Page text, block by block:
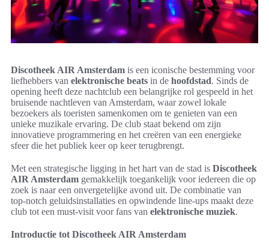
Discotheek AIR Amsterdam is een iconische bestemming voor
liefhebbers van elektronische beats in de hoofdstad. Sinds de
opening heeft deze nachtclub een belangrijke rol gespeeld in het
bruisende nachtleven van Amsterdam, waar zowel lokale
bezoekers als toeristen samenkomen om te genieten van een
unieke muzikale ervaring. De club staat bekend om zijn
innovatieve programmering en het creëren van een energieke
sfeer die het publiek keer op keer terugbrengt.
Met een strategische ligging in het hart van de stad is Discotheek
AIR Amsterdam gemakkelijk toegankelijk voor iedereen die op
zoek is naar een onvergetelijke avond uit. De combinatie van
top-notch geluidsinstallaties en opwindende line-ups maakt deze
club tot een must-visit voor fans van elektronische muziek.
Introductie tot Discotheek AIR Amsterdam